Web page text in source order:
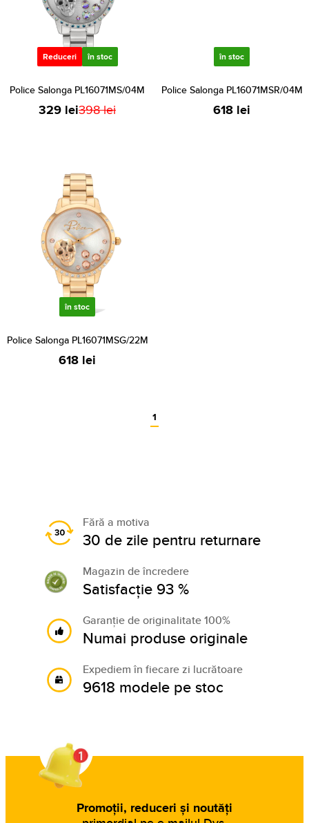
Reduceri în stoc
Police Salonga PL16071MS/04M
329 lei398 lei
în stoc
Police Salonga PL16071MSR/04M
618 lei
în stoc
Police Salonga PL16071MSG/22M
618 lei
1
Fără a motiva
30 de zile pentru returnare
Magazin de încredere
Satisfacție 93 %
Garanție de originalitate 100%
Numai produse originale
Expediem în fiecare zi lucrătoare
9618 modele pe stoc
Promoții, reduceri și noutăți